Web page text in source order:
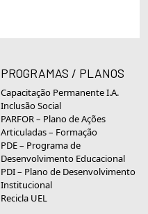
PROGRAMAS / PLANOS
Capacitação Permanente I.A.
Inclusão Social
PARFOR – Plano de Ações
Articuladas – Formação
PDE – Programa de
Desenvolvimento Educacional
PDI – Plano de Desenvolvimento
Institucional
Recicla UEL